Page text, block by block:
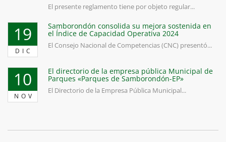
El presente reglamento tiene por objeto regular...
19
DIC
Samborondón consolida su mejora sostenida en
el Índice de Capacidad Operativa 2024
El Consejo Nacional de Competencias (CNC) presentó...
10
NOV
El directorio de la empresa pública Municipal de
Parques «Parques de Samborondón-EP»
El Directorio de la Empresa Pública Municipal...